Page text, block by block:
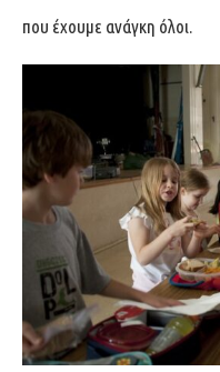
που έχουμε ανάγκη όλοι.